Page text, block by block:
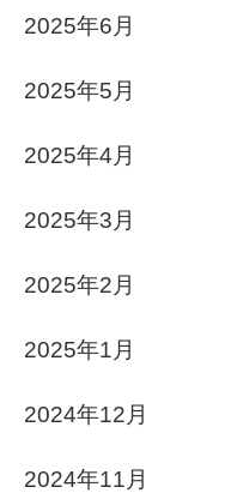
2025年6月
2025年5月
2025年4月
2025年3月
2025年2月
2025年1月
2024年12月
2024年11月